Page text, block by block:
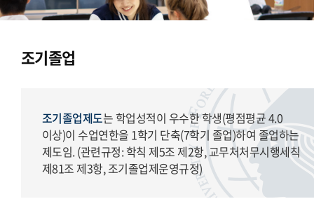
조기졸업
조기졸업제도는 학업성적이 우수한 학생(평점평균 4.0
이상)이 수업연한을 1학기 단축(7학기 졸업)하여 졸업하는
제도임. (관련규정: 학칙 제5조 제2항, 교무처처무시행세칙
제81조 제3항, 조기졸업제운영규정)